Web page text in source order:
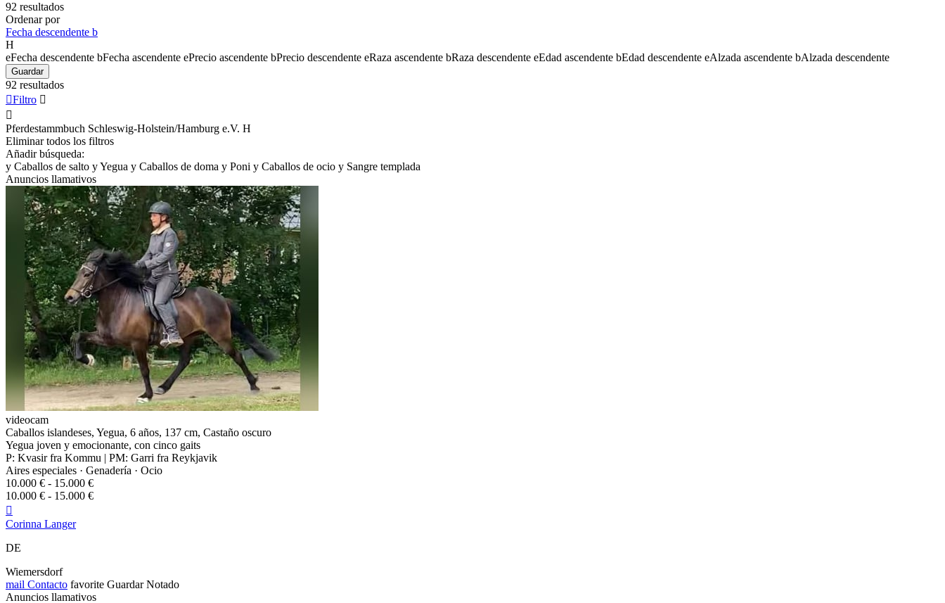
92 resultados
Ordenar por
Fecha descendente b
H
eFecha descendente bFecha ascendente ePrecio ascendente bPrecio descendente eRaza ascendente bRaza descendente eEdad ascendente bEdad descendente eAlzada ascendente bAlzada descendente
Guardar
92 resultados
Filtro 

Pferdestammbuch Schleswig-Holstein/Hamburg e.V. H
Eliminar todos los filtros
Añadir búsqueda:
y Caballos de salto yYegua y Caballos de doma y Poni y Caballos de ocio y Sangre templada
Anuncios llamativos
videocam
Caballos islandeses, Yegua, 6 años, 137 cm, Castaño oscuro
Yegua joven y emocionante, con cinco gaits
P: Kvasir fra Kommu | PM: Garri fra Reykjavik
Aires especiales · Genadería · Ocio
10.000 € - 15.000 €
10.000 € - 15.000 €

Corinna Langer
DE
Wiemersdorf
mail Contacto favorite Guardar Notado
Anuncios llamativos